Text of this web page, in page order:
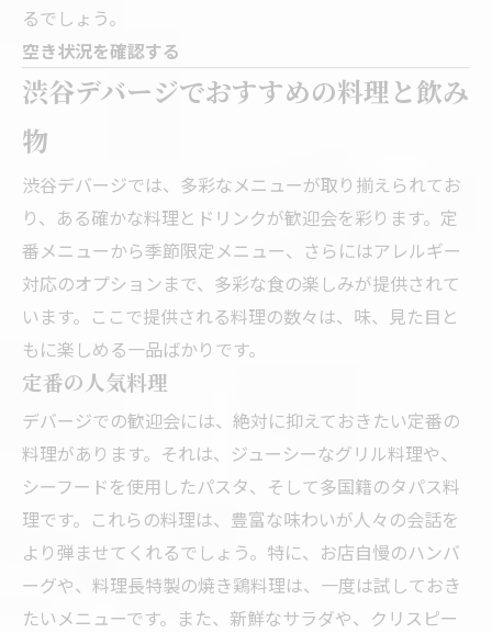
るでしょう。
空き状況を確認する
渋谷デバージでおすすめの料理と飲み
物
渋谷デバージでは、多彩なメニューが取り揃えられてお
り、ある確かな料理とドリンクが歓迎会を彩ります。定
番メニューから季節限定メニュー、さらにはアレルギー
対応のオプションまで、多彩な食の楽しみが提供されて
います。ここで提供される料理の数々は、味、見た目と
もに楽しめる一品ばかりです。
定番の人気料理
デバージでの歓迎会には、絶対に抑えておきたい定番の
料理があります。それは、ジューシーなグリル料理や、
シーフードを使用したパスタ、そして多国籍のタパス料
理です。これらの料理は、豊富な味わいが人々の会話を
より弾ませてくれるでしょう。特に、お店自慢のハンバ
ーグや、料理長特製の焼き鶏料理は、一度は試しておき
たいメニューです。また、新鮮なサラダや、クリスピー